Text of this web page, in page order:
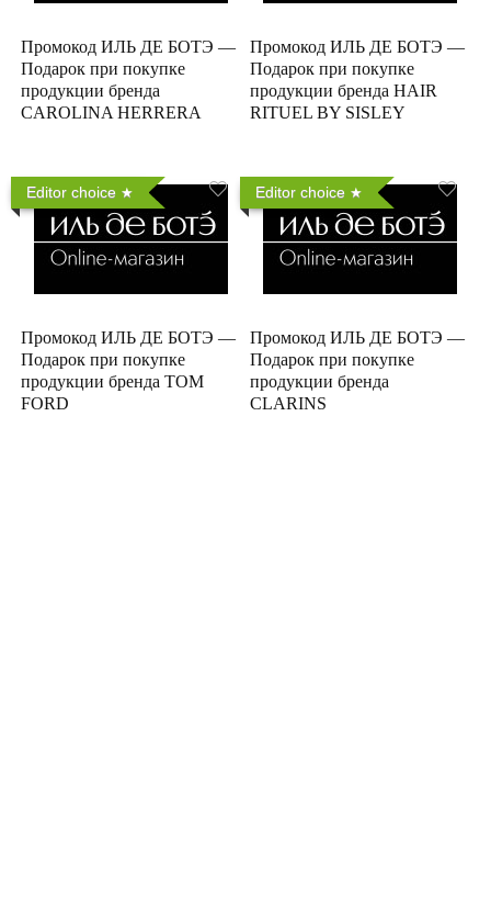
Промокод ИЛЬ ДЕ БОТЭ —
Подарок при покупке
продукции бренда
CAROLINA HERRERA
Промокод ИЛЬ ДЕ БОТЭ —
Подарок при покупке
продукции бренда HAIR
RITUEL BY SISLEY
Editor choice
Промокод ИЛЬ ДЕ БОТЭ —
Подарок при покупке
продукции бренда TOM
FORD
Editor choice
Промокод ИЛЬ ДЕ БОТЭ —
Подарок при покупке
продукции бренда
CLARINS